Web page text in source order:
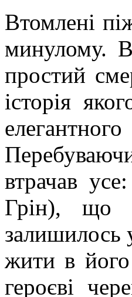
Втомлені
минулому.
простий
історія
втрачав
Грін), що
залишилось
жити в його
героєві